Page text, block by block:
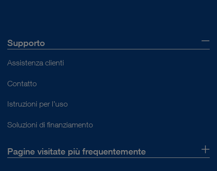
Supporto
Assistenza clienti
Contatto
Istruzioni per l’uso
Soluzioni di finanziamento
Pagine visitate più frequentemente